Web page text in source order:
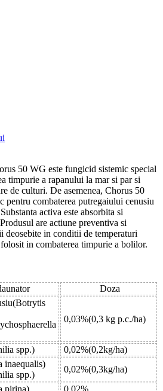
50 WG este fungicid sistemic special
timpurie a rapanului la mar si par si
de culturi. De asemenea, Chorus 50
pentru combaterea putregaiului cenusiu
activa este absorbita si
are actiune preventiva si
deosebite in conditii de temperaturi
in combaterea timpurie a bolilor.
Doza
0,03%(0,3 kg p.c./ha)
spp.)
0,02%(0,2kg/ha)
inaequalis)
spp.)
0,02%(0,3kg/ha)